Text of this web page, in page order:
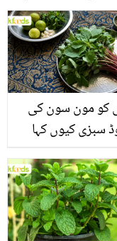
کو مون سون کی
سبزی کیوں کہا
اینٹی آکسیڈنٹس
اس سبزی کے